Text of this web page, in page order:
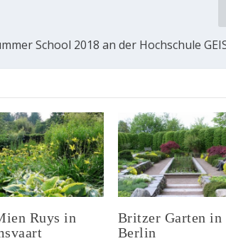
School 2018 an der Hochschule
Ruys in
Britzer Garten in
Berlin